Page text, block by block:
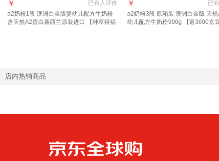
已有人评价
￥
a2奶粉1段 澳洲白金版婴幼儿配方牛奶粉
含天然A2蛋白新西兰原装进口 【种草得福
已有
￥
a2奶粉3段 原箱装 澳洲白金版 天
幼儿配方牛奶粉900g 【返3600京
店内热销商品